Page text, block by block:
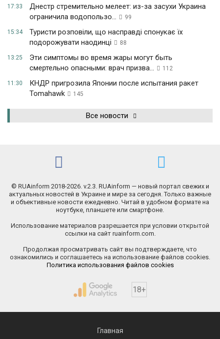
17:33
Днестр стремительно мелеет: из-за засухи Украина
ограничила водопользо...
99
15:34
Туристи розповіли, що насправді спонукає їх
подорожувати наодинці
88
13:25
Эти симптомы во время жары могут быть
смертельно опасными: врач призва...
112
11:30
КНДР пригрозила Японии после испытания ракет
Tomahawk
145
Все новости
© RUAinform 2018-2026. v.2.3. RUAinform — новый портал свежих и
актуальных новостей в Украине и мире за сегодня. Только важные
и объективные новости ежедневно. Читай в удобном формате на
ноутбуке, планшете или смартфоне.
Использование материалов разрешается при условии открытой
ссылки на сайт ruainform.com.
Продолжая просматривать сайт вы подтверждаете, что
ознакомились и соглашаетесь на использование файлов cookies.
Политика использования файлов cookies
18+
Главная